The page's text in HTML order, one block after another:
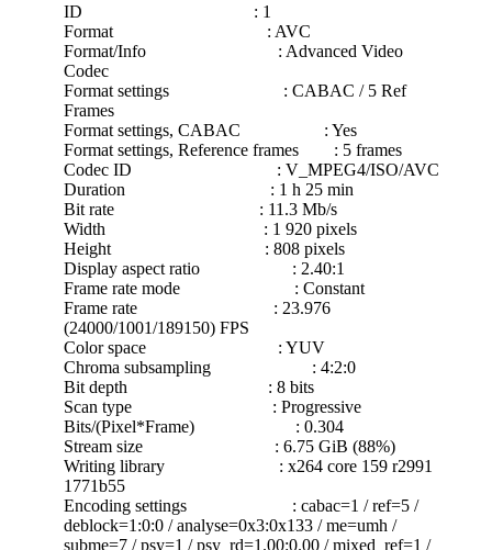
ID : 1
Format : AVC
Format/Info : Advanced Video
Codec
Format settings : CABAC / 5 Ref
Frames
Format settings, CABAC : Yes
Format settings, Reference frames : 5 frames
Codec ID : V_MPEG4/ISO/AVC
Duration : 1 h 25 min
Bit rate : 11.3 Mb/s
Width : 1 920 pixels
Height : 808 pixels
Display aspect ratio : 2.40:1
Frame rate mode : Constant
Frame rate : 23.976
(24000/1001/189150) FPS
Color space : YUV
Chroma subsampling : 4:2:0
Bit depth : 8 bits
Scan type : Progressive
Bits/(Pixel*Frame) : 0.304
Stream size : 6.75 GiB (88%)
Writing library : x264 core 159 r2991
1771b55
Encoding settings : cabac=1 / ref=5 /
deblock=1:0:0 / analyse=0x3:0x133 / me=umh /
subme=7 / psy=1 / psy_rd=1.00:0.00 / mixed_ref=1 /